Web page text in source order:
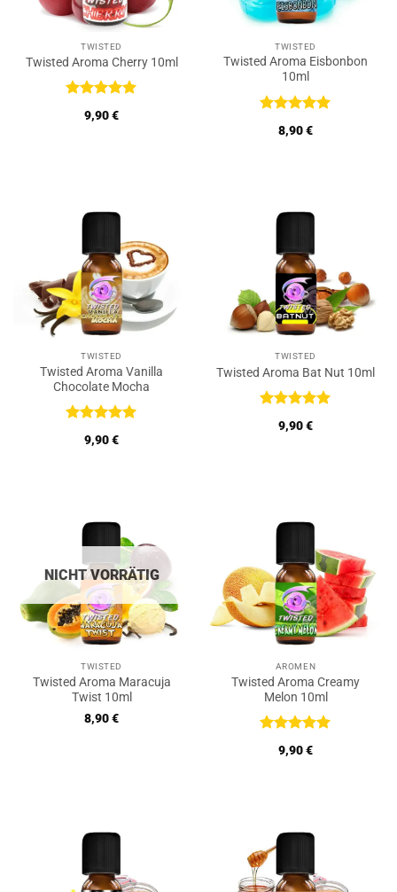
TWISTED
Twisted Aroma Cherry 10ml
Bewertet
mit5von
9,90€
TWISTED
Twisted Aroma Eisbonbon
10ml
Bewertet
mit5von
8,90€
TWISTED
Twisted Aroma Vanilla
Chocolate Mocha
Bewertet
mit5von
9,90€
TWISTED
Twisted Aroma Bat Nut 10ml
Bewertet
mit5von
9,90€
NICHT VORRÄTIG
TWISTED
Twisted Aroma Maracuja
Twist 10ml
8,90€
AROMEN
Twisted Aroma Creamy
Melon 10ml
Bewertet
mit5von
9,90€